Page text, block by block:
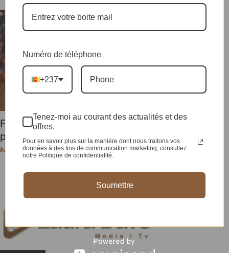
PEOPLE : Victor Osimhen au cœur d’une
polémique à Istanbul
Ève-Pérec N. BEHALAL - 27 janvier 2025
Numéro de téléphone
+237
Tenez-moi au courant des actualités et des
offres.
Pour en savoir plus sur la manière dont nous traitons vos
données à des fins de communication marketing, consultez
notre Politique de confidentialité.
Soumettre